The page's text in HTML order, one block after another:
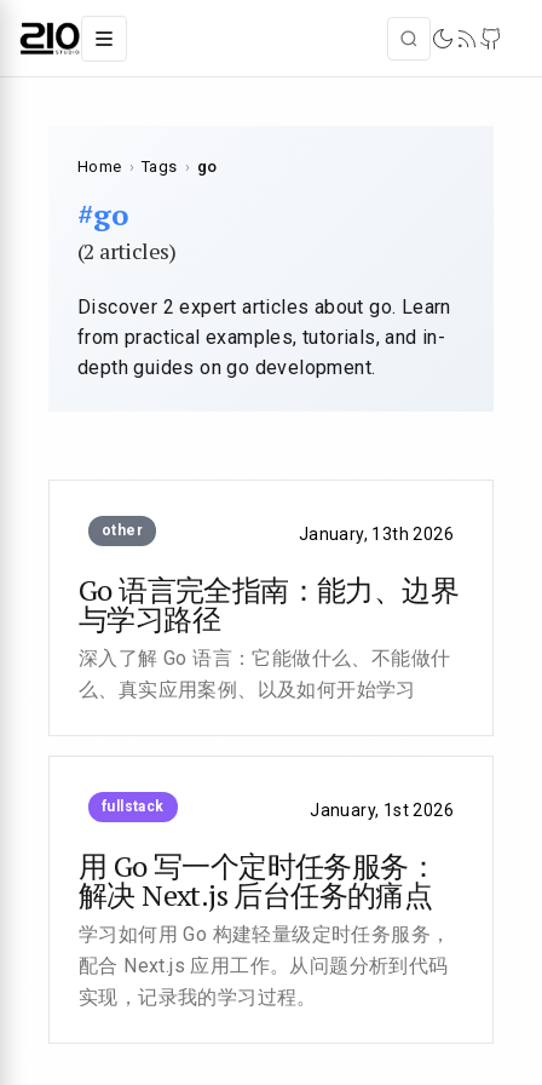
Home › Tags › go
#go
(2 articles)
Discover 2 expert articles about go. Learn
from practical examples, tutorials, and in-
depth guides on go development.
other January, 13th 2026
Go 语言完全指南：能力、边界
与学习路径
深入了解 Go 语言：它能做什么、不能做什
么、真实应用案例、以及如何开始学习
fullstack January, 1st 2026
用 Go 写一个定时任务服务：
解决 Next.js 后台任务的痛点
学习如何用 Go 构建轻量级定时任务服务，
配合 Next.js 应用工作。从问题分析到代码
实现，记录我的学习过程。